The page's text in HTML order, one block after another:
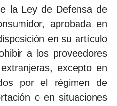
la Ley de Defensa de
aprobada en
en su artículo
a los proveedores
excepto en
por el régimen de
o en situaciones